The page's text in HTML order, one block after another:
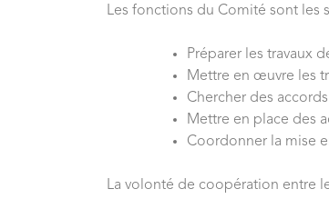
Les fonctions du Comité sont les
Préparer les travaux
Mettre en œuvre les
Chercher des
Mettre en place des
Coordonner la mise
La volonté de coopération entre